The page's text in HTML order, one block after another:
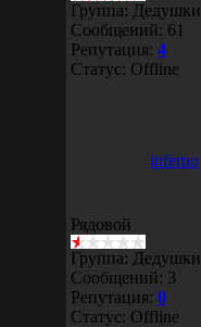
Группа: Дедушки
Сообщений: 61
Репутация: 4
Статус: Offline
inferno
Рядовой
Группа: Дедушки
Сообщений: 3
Репутация: 0
Статус: Offline